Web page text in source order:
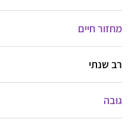
מחזור חיים
רב שנתי
גובה